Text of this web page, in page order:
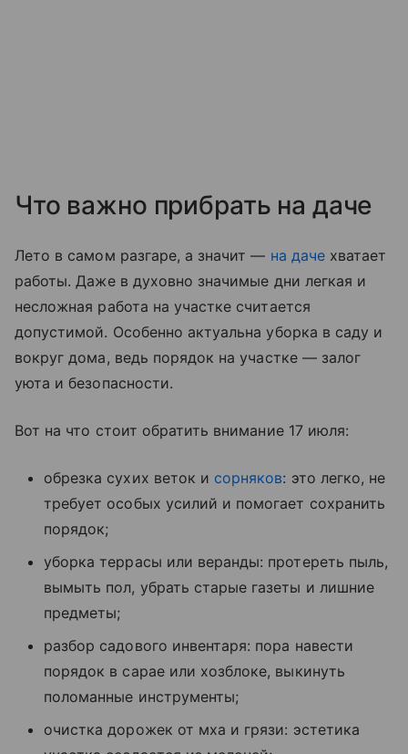
Что важно прибрать на даче
Лето в самом разгаре, а значит — на дачехватает
работы. Даже в духовно значимые дни легкая и
несложная работа на участке считается
допустимой. Особенно актуальна уборка в саду и
вокруг дома, ведь порядок на участке — залог
уюта и безопасности.
Вот на что стоит обратить внимание 17 июля:
обрезка сухих веток и сорняков: это легко, не
требует особых усилий и помогает сохранить
порядок;
уборка террасы или веранды: протереть пыль,
вымыть пол, убрать старые газеты и лишние
предметы;
разбор садового инвентаря: пора навести
порядок в сарае или хозблоке, выкинуть
поломанные инструменты;
очистка дорожек от мха и грязи: эстетика